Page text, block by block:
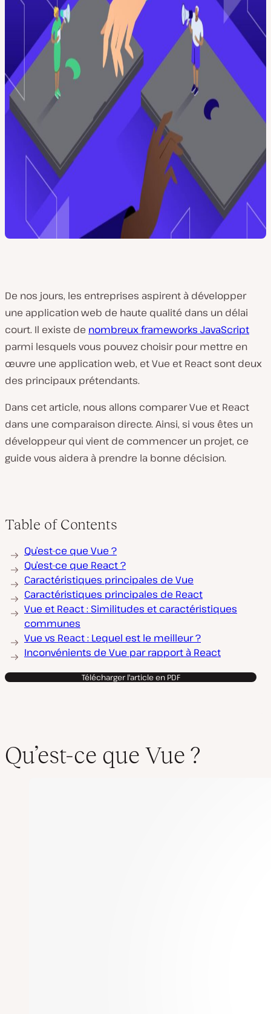
De nos jours, les entreprises aspirent à développer
une application web de haute qualité dans un délai
court. Il existe de nombreux frameworks JavaScript
parmi lesquels vous pouvez choisir pour mettre en
œuvre une application web, et Vue et React sont deux
des principaux prétendants.
Dans cet article, nous allons comparer Vue et React
dans une comparaison directe. Ainsi, si vous êtes un
développeur qui vient de commencer un projet, ce
guide vous aidera à prendre la bonne décision.
Table of Contents
Qu’est-ce que Vue ?
Qu’est-ce que React ?
Caractéristiques principales de Vue
Caractéristiques principales de React
Vue et React : Similitudes et caractéristiques
communes
Vue vs React : Lequel est le meilleur ?
Inconvénients de Vue par rapport à React
Télécharger l'article en PDF
Qu’est-ce que Vue ?